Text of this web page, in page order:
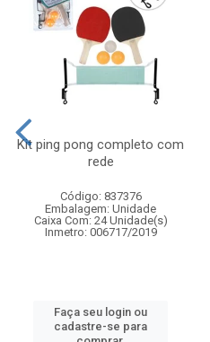
Kit ping pong completo com
rede
Código: 837376
Embalagem: Unidade
Caixa Com: 24 Unidade(s)
Inmetro: 006717/2019
Faça seu login ou
cadastre-se para